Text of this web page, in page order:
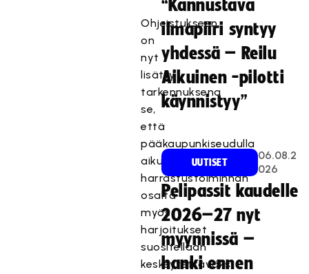
Ohjeistukseen
on
nyt
lisätty
tarkennuksena
se,
että
pääkaupunkiseudulla
aikuisten
harrastustoiminnan
osalta
myös
harjoitukset
suositellaan
keskeytettäväksi
“Kannustava
ilmapiiri syntyy
yhdessä – Reilu
Aikuinen -pilotti
käynnistyy”
UUTISET
06.08.2
026
Pelipassit kaudelle
2026–27 nyt
myynnissä –
hanki ennen